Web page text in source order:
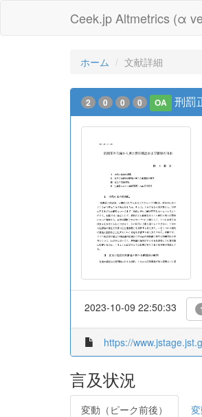
Ceek.jp Altmetrics (α
ホーム 文献詳細
2 0 0 0 OA 刑罰
2023-10-09 22:50:33
https://
言及状況
変動（ピーク前後） 変